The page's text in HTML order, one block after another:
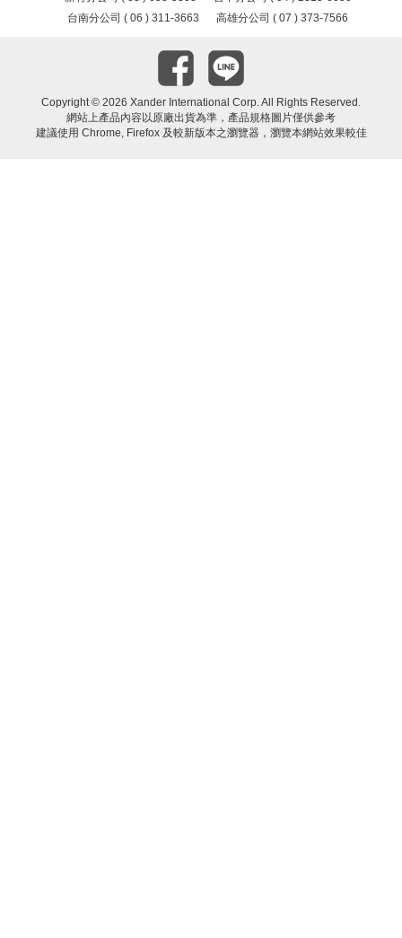
台南分公司 ( 06 ) 311-3663
高雄分公司 ( 07 ) 373-7566
Copyright © 2026 Xander International Corp. All Rights Reserved.
網站上產品內容以原廠出貨為準，產品規格圖片僅供參考
建議使用 Chrome, Firefox 及較新版本之瀏覽器，瀏覽本網站效果較佳